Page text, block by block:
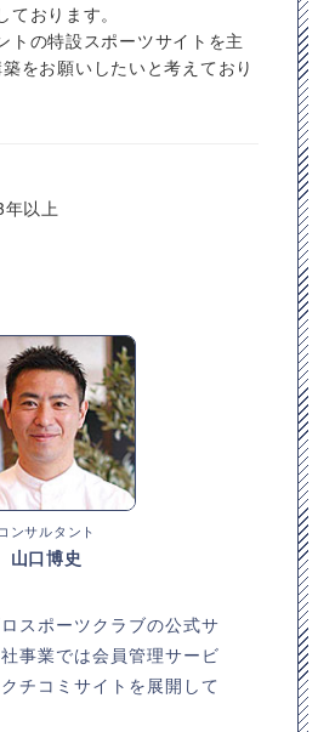
おります。
トの特設スポーツサイトを主
をお願いしたいと考えており
年以上
コンサルタント
山口博史
スポーツクラブの公式サ
事業では会員管理サービ
チコミサイトを展開して